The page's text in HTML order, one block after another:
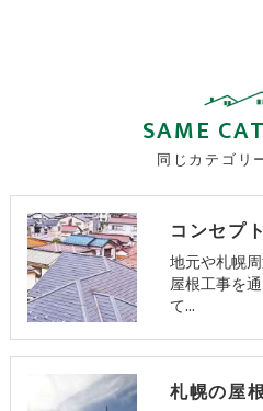
同じカテゴリ
SAME
コンセプト
地元や札幌
屋根工事を
て…